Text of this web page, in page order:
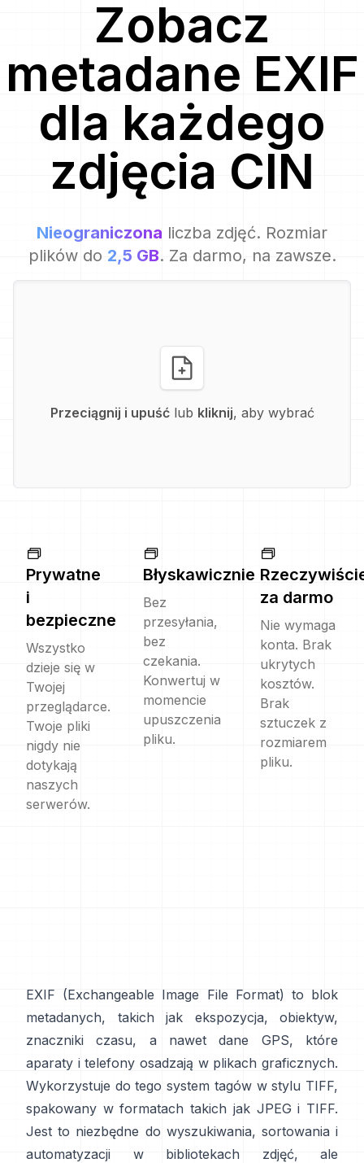
Zobacz
metadane EXIF
dla każdego
zdjęcia CIN
Nieograniczona liczba zdjęć. Rozmiar
plików do 2,5 GB. Za darmo, na zawsze.
Przeciągnij i upuść lub kliknij, aby wybrać
Prywatne
i
bezpieczne
Wszystko
dzieje się w
Twojej
przeglądarce.
Twoje pliki
nigdy nie
dotykają
naszych
serwerów.
Błyskawicznie
Bez
przesyłania,
bez
czekania.
Konwertuj w
momencie
upuszczenia
pliku.
za darmo
Nie wymaga
konta. Brak
ukrytych
kosztów.
Brak
sztuczek z
rozmiarem
pliku.
EXIF (Exchangeable Image File Format) to blok
metadanych, takich jak ekspozycja, obiektyw,
znaczniki czasu, a nawet dane GPS, które
aparaty i telefony osadzają w plikach graficznych.
Wykorzystuje do tego system tagów wstylu TIFF,
spakowany w formatach takich jak JPEG i TIFF.
Jest to niezbędne do wyszukiwania, sortowania i
automatyzacji w bibliotekach zdjęć, ale